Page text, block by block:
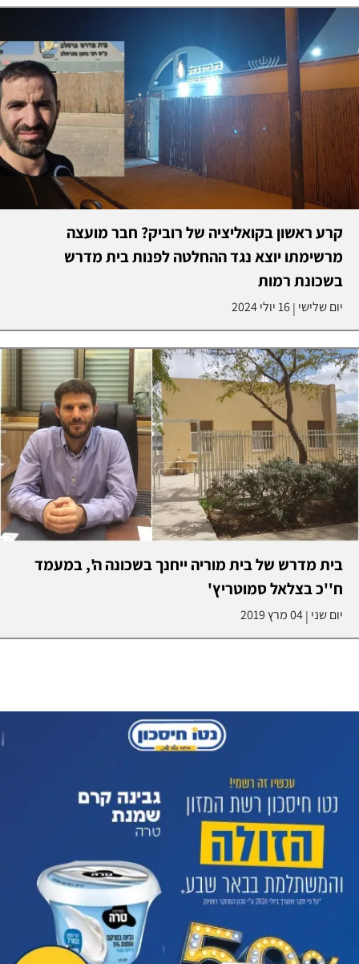
קרע ראשון בקואליציה של רוביק? חבר מועצה
מרשימתו יוצא נגד ההחלטה לפנות בית מדרש
בשכונת רמות
יום שלישי |16 יולי 2024
בית מדרש של בית מוריה ייחנך בשכונה ה', במעמד
ח''כ בצלאל סמוטריץ'
יום שני |04 מרץ 2019